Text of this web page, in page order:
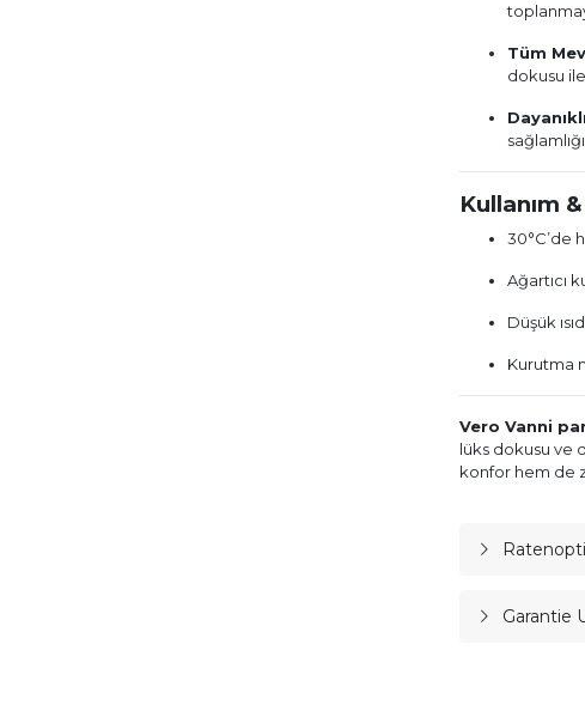
Tüm
dokusu
Kullanım
30°C’de
Ağartıcı
Düşük
Kurutma
Vero Vanni
lüks dokusu ve
konfor hem de
Garantie